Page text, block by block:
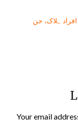
پاکستانی فضائی حملوں میں افغانستان میں 13 افراد ہلاک، جن
Your email